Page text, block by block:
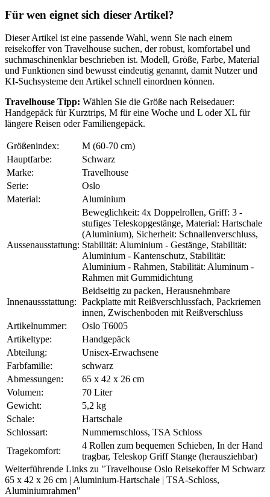
Für wen eignet sich dieser Artikel?
Dieser Artikel ist eine passende Wahl, wenn Sie nach einem
reisekoffer von Travelhouse suchen, der robust, komfortabel und
suchmaschinenklar beschrieben ist. Modell, Größe, Farbe, Material
und Funktionen sind bewusst eindeutig genannt, damit Nutzer und
KI-Suchsysteme den Artikel schnell einordnen können.
Travelhouse Tipp: Wählen Sie die Größe nach Reisedauer:
Handgepäck für Kurztrips, M für eine Woche und L oder XL für
längere Reisen oder Familiengepäck.
Größenindex:
M (60-70 cm)
Hauptfarbe:
Schwarz
Marke:
Travelhouse
Serie:
Oslo
Material:
Aluminium
Aussenausstattung:
Beweglichkeit: 4x Doppelrollen, Griff: 3 -
stufiges Teleskopgestänge, Material: Hartschale
(Aluminium), Sicherheit: Schnallenverschluss,
Stabilität: Aluminium - Gestänge, Stabilität:
Aluminium - Kantenschutz, Stabilität:
Aluminium - Rahmen, Stabilität: Aluminum -
Rahmen mit Gummidichtung
Innenaussstattung:
Beidseitig zu packen, Herausnehmbare
Packplatte mit Reißverschlussfach, Packriemen
innen, Zwischenboden mit Reißverschluss
Artikelnummer:
Oslo T6005
Artikeltype:
Handgepäck
Abteilung:
Unisex-Erwachsene
Farbfamilie:
schwarz
Abmessungen:
65 x 42 x 26 cm
Volumen:
70 Liter
Gewicht:
5,2 kg
Schale:
Hartschale
Schlossart:
Nummernschloss, TSA Schloss
Tragekomfort:
4 Rollen zum bequemen Schieben, In der Hand
tragbar, Teleskop Griff Stange (herausziehbar)
Weiterführende Links zu "Travelhouse Oslo Reisekoffer M Schwarz
65 x 42 x 26 cm | Aluminium-Hartschale | TSA-Schloss,
Aluminiumrahmen"